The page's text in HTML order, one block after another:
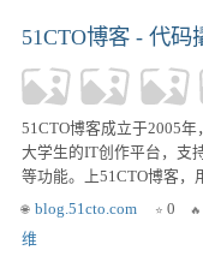
51CTO博客 - 代码
51CTO博客成立于2005
大学生的IT创作平台，支
等功能。上51CTO博客，
blog.51cto.com
0
维